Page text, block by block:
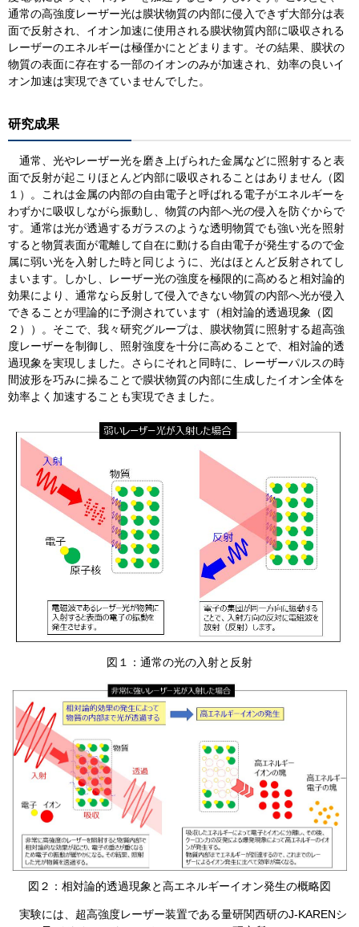
通常の高強度レーザー光は膜状物質の内部に侵入できず大部分は表
面で反射され、イオン加速に使用される膜状物質内部に吸収される
レーザーのエネルギーは極僅かにとどまります。その結果、膜状の
物質の表面に存在する一部のイオンのみが加速され、効率の良いイ
オン加速は実現できていませんでした。
研究成果
通常、光やレーザー光を磨き上げられた金属などに照射すると表
面で反射が起こりほとんど内部に吸収されることはありません（図
１）。これは金属の内部の自由電子と呼ばれる電子がエネルギーを
わずかに吸収しながら振動し、物質の内部へ光の侵入を防ぐからで
す。通常は光が透過するガラスのような透明物質でも強い光を照射
すると物質表面が電離して自在に動ける自由電子が発生するので金
属に弱い光を入射した時と同じように、光はほとんど反射されてし
まいます。しかし、レーザー光の強度を極限的に高めると相対論的
効果により、通常なら反射して侵入できない物質の内部へ光が侵入
できることが理論的に予測されています（相対論的透過現象（図
２））。そこで、我々研究グループは、膜状物質に照射する超高強
度レーザーを制御し、照射強度を十分に高めることで、相対論的透
過現象を実現しました。さらにそれと同時に、レーザーパルスの時
間波形を巧みに操ることで膜状物質の内部に生成したイオン全体を
効率よく加速することも実現できました。
​図１：通常の光の入射と反射
​図２：相対論的透過現象と高エネルギーイオン発生の概略図
実験には、超高強度レーザー装置である量研関西研のJ-KARENシ